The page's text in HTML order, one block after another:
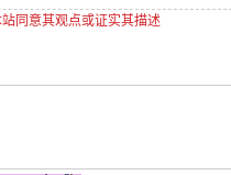
同意其观点或证实其描述